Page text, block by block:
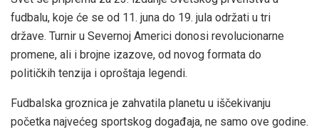
fudbalu, koje će se od 11. juna do 19. jula održati u tri
države. Turnir u Severnoj Americi donosi revolucionarne
promene, ali i brojne izazove, od novog formata do
političkih tenzija i oproštaja legendi.
Fudbalska groznica je zahvatila planetu u iščekivanju
početka najvećeg sportskog događaja, ne samo ove godine.